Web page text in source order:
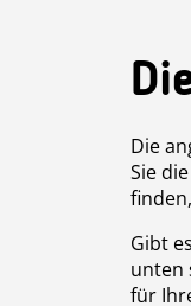
Die
Sie
Gibt
unten
für